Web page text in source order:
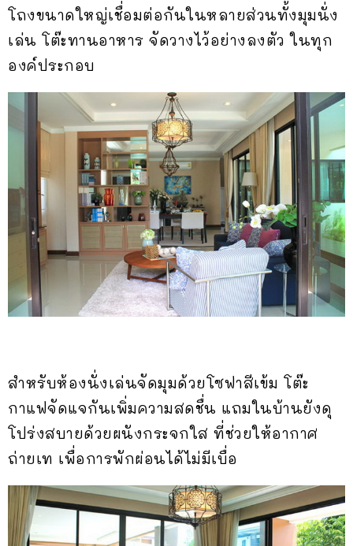
โถงขนาดใหญ่เชื่อมต่อกันในหลายส่วนทั้งมุมนั่ง
เล่น โต๊ะทานอาหาร จัดวางไว้อย่างลงตัว ในทุก
องค์ประกอบ
สำหรับห้องนั่งเล่นจัดมุมด้วยโซฟาสีเข้ม โต๊ะ
กาแฟจัดแจกันเพิ่มความสดชื่น แถมในบ้านยังดุ
โปร่งสบายด้วยผนังกระจกใส ที่ช่วยให้อากาศ
ถ่ายเท เพื่อการพักผ่อนได้ไม่มีเบื่อ